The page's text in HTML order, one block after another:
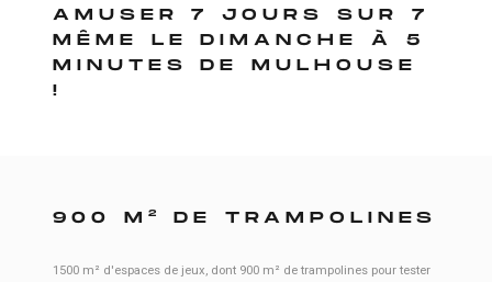
AMUSER 7 JOURS SUR 7
MÊME LE DIMANCHE À 5
MINUTES DE MULHOUSE
!
900 M 2 DE TRAMPOLINES
1500 m² d'espaces de jeux, dont 900 m² de trampolines pour tester